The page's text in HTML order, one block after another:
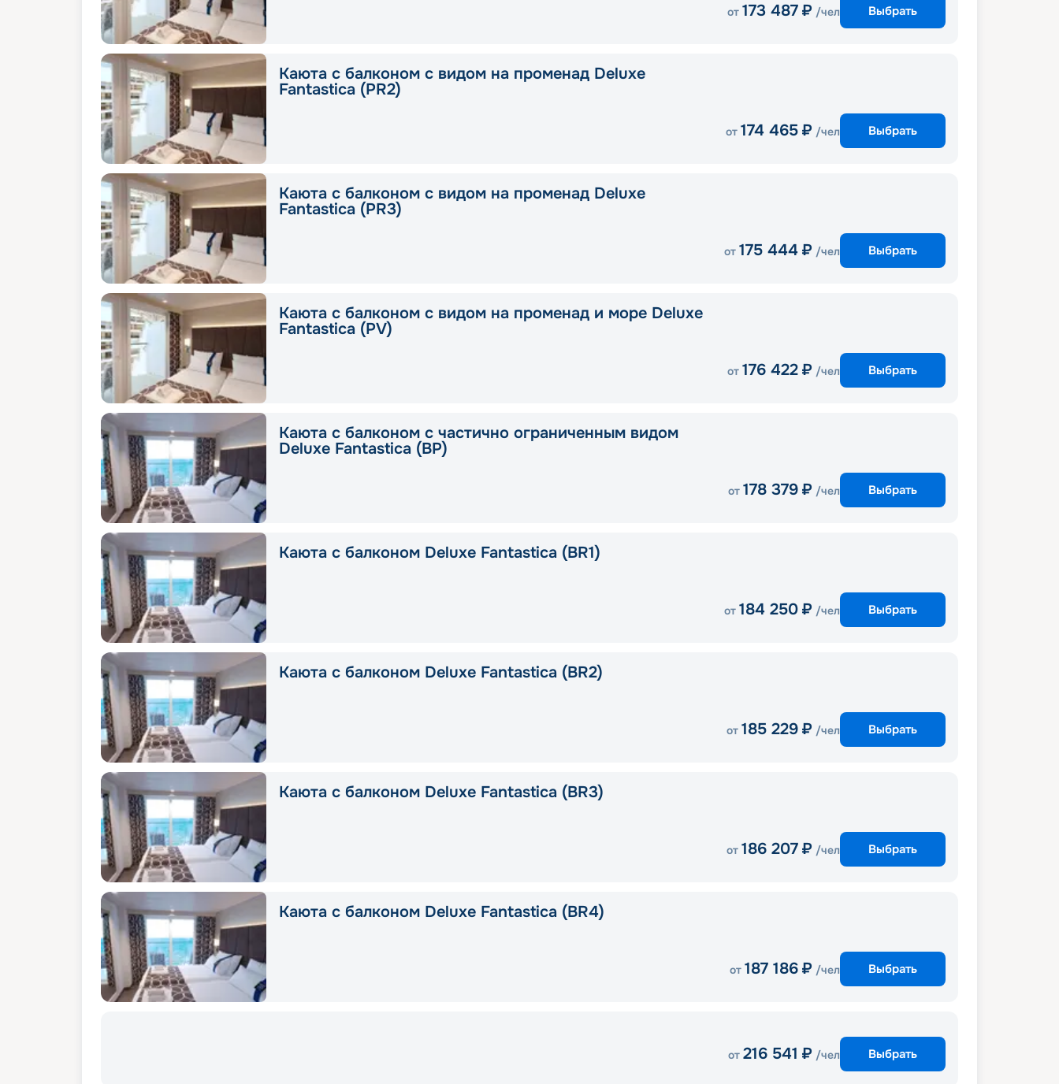
от 173 487 ₽ /чел Выбрать
Каюта с балконом с видом на променад Deluxe
Fantastica (PR2)
от 174 465 ₽ /чел Выбрать
Каюта с балконом с видом на променад Deluxe
Fantastica (PR3)
от 175 444 ₽ /чел Выбрать
Каюта с балконом с видом на променад и море Deluxe
Fantastica (PV)
от 176 422 ₽ /чел Выбрать
Каюта с балконом с частично ограниченным видом
Deluxe Fantastica (BP)
от 178 379 ₽ /чел Выбрать
Каюта с балконом Deluxe Fantastica (BR1)
от 184 250 ₽ /чел Выбрать
Каюта с балконом Deluxe Fantastica (BR2)
от 185 229 ₽ /чел Выбрать
Каюта с балконом Deluxe Fantastica (BR3)
от 186 207 ₽ /чел Выбрать
Каюта с балконом Deluxe Fantastica (BR4)
от 187 186 ₽ /чел Выбрать
от 216 541 ₽ /чел Выбрать